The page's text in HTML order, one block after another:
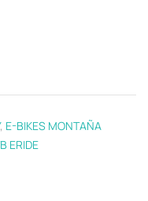
, E-BIKES MONTAÑA
ERIDE